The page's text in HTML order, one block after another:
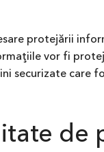
protejării
vor fi
securizate care
de